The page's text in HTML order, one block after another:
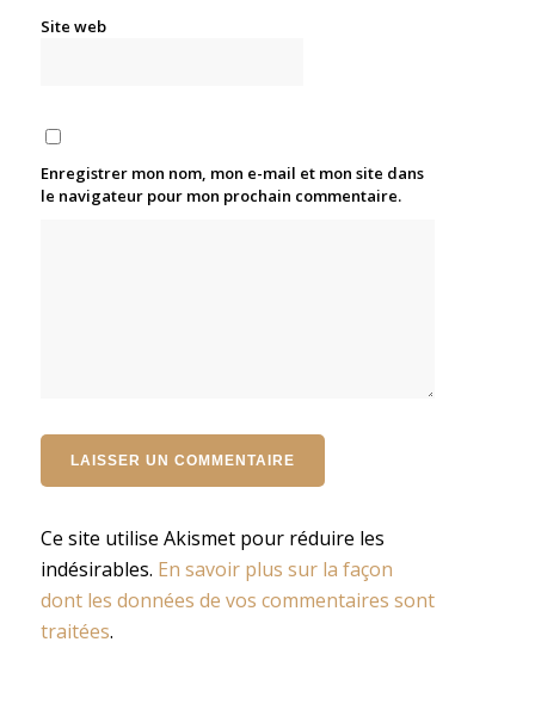
Site web
Enregistrer mon nom, mon e-mail et mon site dans
le navigateur pour mon prochain commentaire.
Ce site utilise Akismet pour réduire les
indésirables. En savoir plus sur la façon
dont les données de vos commentaires sont
traitées.